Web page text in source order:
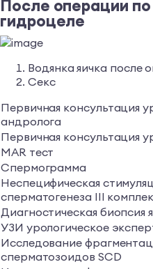
После операции
гидроцеле
Водянка яичка после
Cекс
Первичная консультация
андролога
Первичная консультация
MAR тест
Спермограмма
Неспецифическая
сперматогенеза III
Диагностическая биопсия
УЗИ урологическое
Исследование
сперматозоидов SCD